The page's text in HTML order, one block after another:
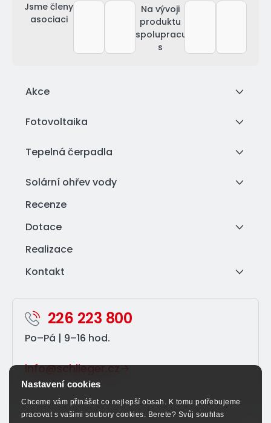
Nastavení cookies
Chceme vám přinášet co nejlepší obsah. K tomu potřebujeme
pracovat s vašimi soubory cookies. Berete? Svůj souhlas
Jsme členy
asociaci
Na vývoji
produktu
spolupracujeme
s
Akce
Fotovoltaika
Tepelná čerpadla
Solární ohřev vody
Recenze
Dotace
Realizace
Kontakt
226 223 800
Po–⁠Pá | 9–⁠16 hod.
info@schlieger.cz